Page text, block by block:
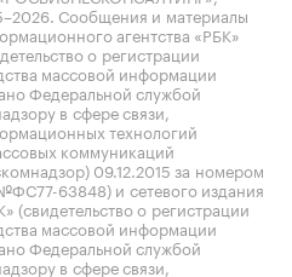
. Сообщения и материалы
агентства «РБК»
о регистрации
массовой информации
Федеральной службой
в сфере связи,
технологий
коммуникаций
09.12.2015 за номером
63848) и сетевого издания
(свидетельство о регистрации
массовой информации
Федеральной службой
в сфере связи,